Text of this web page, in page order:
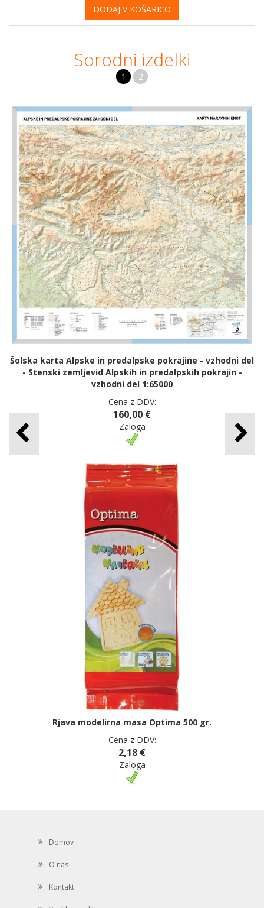
DODAJ V KOŠARICO
Sorodni izdelki
1 2
Šolska karta Alpske in predalpske pokrajine - vzhodni del
- Stenski zemljevid Alpskih in predalpskih pokrajin -
vzhodni del 1:65000
Cena z DDV:
160,00 €
Zaloga
Rjava modelirna masa Optima 500 gr.
Cena z DDV:
2,18 €
Zaloga
Domov
O nas
Kontakt